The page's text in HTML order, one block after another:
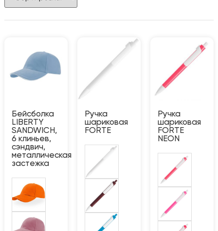
Бейсболка
LIBERTY
SANDWICH,
6 клиньев,
сэндвич,
металлическая
застежка
Ручка
шариковая
FORTE
Ручка
шариковая
FORTE
NEON